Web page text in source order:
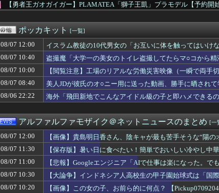
【勇者王ガオガイガー】PLAMATEA「獅子王凱」プラモデル【予約開始
韓国人「韓国サッカー協会の審判買収、遂に海外でも話題に…」→「
生理の予定が８月６日なんだけど７月２９日にドバッと鮮血でたから生
【ファーム試合実況】ヤクルトvsオリックス 8/7/12:00
【トリダモノ氏オリジナルキャラクター】PLAMATEA「MXちゃん」
オタクに優しいギャル「あっそれプリキュアのｴﾛ同人誌じゃんww♡」
【新台】山佐「スマスロゼーガペインETR」販売告知にて筐体公開来
【画像】令和の柏崎星奈ちゃん、めっちゃくちゃエロい
t.A.T.u.のドタキャンは「Ｍステ」だけじゃなかった！
【悲報】「おっさんの自堕落生活を美少女にやらせるアニメ」、増え
【画像】明日花キララ(37)さん、現在のビジュアルが話題になってしま
【悲報】ヤニねこ、BPOで問題視されるｗｗｗｗｗｗｗｗｗｗｗｗｗ
【勝利の女神:NIKKE】グッスマ上海「エレグ:ブーム・アンド・ショッ
【動画】美少女4人組の20年後の姿がヤバいwwwwww
【勝利の女神:NIKKE】Hyper Body「紅蓮:ブラックシャドウ」可動フ...
【遊戯王】サイバーストラクはなんなんこれ？
【画像】ゴールデンカムイを勢いで読んでても「何こいつ…」ってな
※「ガンダムクエストIV 導かれし者たち」にありそうなこと
【ウマ娘】美浦寮が主催する納涼夏祭りで各ウマ娘が出しそうな催し物
ポッカキット [一覧]
08/07 12:00
イスラム教徒の10代男女の「お互いに体を触ってはいけ
08/07 10:40
盗撮魔「大学一の美女のトイレ盗撮してたらマ○コから
08/07 10:00
【閲覧注意】工場のリアルな労働災害映像（一瞬で両手
08/07 08:40
美人JDが彼氏のオ○ニー用に送った動画、勝手に晒され
08/06 22:22
海外「飛田新地でこんなアイドル級の子と即ハメできる
アルファルファモザイク＠ネットニュースのまとめ [一
08/07 12:00
【画像】貴島明日香さん、陰キャが最も苦手そうな“陽の
08/07 11:30
【保存版】暑い日に食べたい！簡単でおいしい冷やし中
08/07 11:00
【悲報】Googleエンジニア「AIで仕事は楽になった。で
08/07 10:30
【大論争】インドネシア人高校生の甲子園始球式は「国
08/07 10:20
【画像】この女の子、お前ら的に何点？ 【